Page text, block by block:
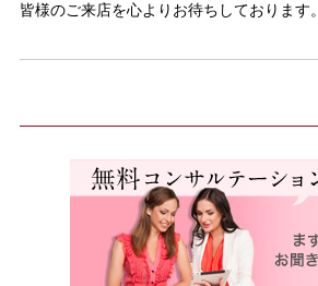
皆様のご来店を心よりお待ちしております。